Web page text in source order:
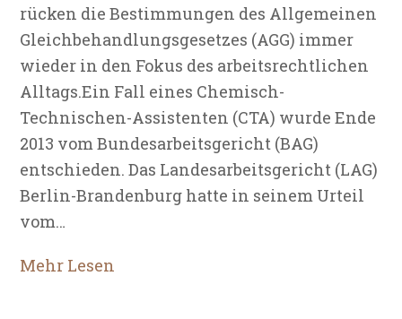
rücken die Bestimmungen des Allgemeinen
Gleichbehandlungsgesetzes (AGG) immer
wieder in den Fokus des arbeitsrechtlichen
Alltags.Ein Fall eines Chemisch-
Technischen-Assistenten (CTA) wurde Ende
2013 vom Bundesarbeitsgericht (BAG)
entschieden. Das Landesarbeitsgericht (LAG)
Berlin-Brandenburg hatte in seinem Urteil
vom…
Mehr Lesen